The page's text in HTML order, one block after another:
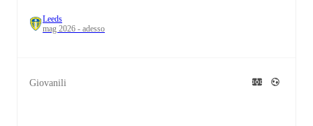
Leeds
mag 2026 - adesso
Giovanili